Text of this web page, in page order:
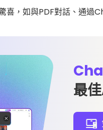
，如與PDF對話、通過
最